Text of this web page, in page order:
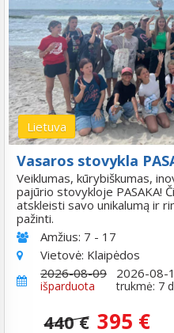
Lietuva
Vasaros stovykla
Veiklumas, kūrybiškumas,
pajūrio stovykloje PASAKA!
atskleisti savo unikalumą ir
pažinti.
Amžius: 7 - 17
Vietovė: Klaipėdos
2026-08-09
išparduota
2026-08-
trukmė: 7
440 € 395 €